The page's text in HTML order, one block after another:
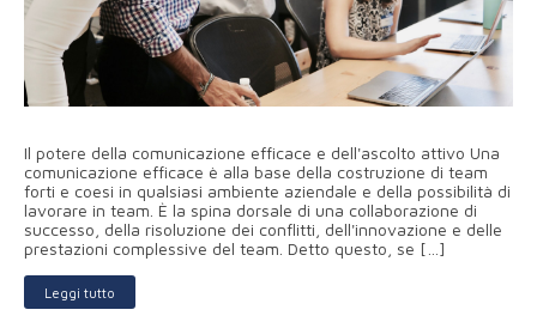
Il potere della comunicazione efficace e dell'ascolto attivo Una
comunicazione efficace è alla base della costruzione di team
forti e coesi in qualsiasi ambiente aziendale e della possibilità di
lavorare in team. È la spina dorsale di una collaborazione di
successo, della risoluzione dei conflitti, dell'innovazione e delle
prestazioni complessive del team. Detto questo, se […]
Leggi tutto